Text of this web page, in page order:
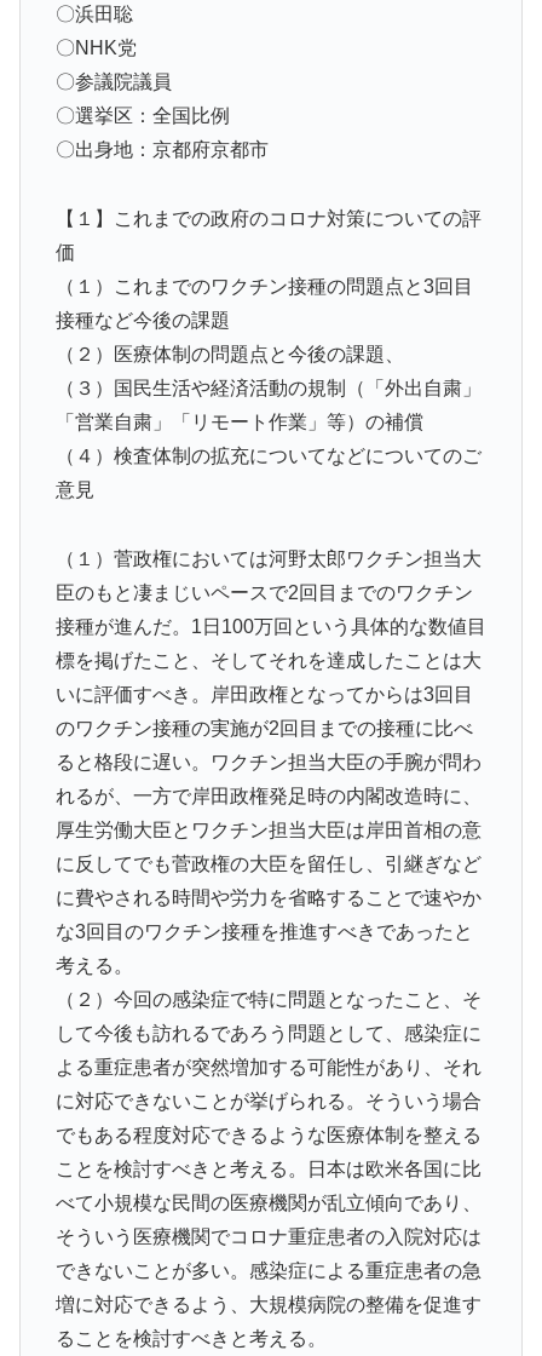
〇浜田聡
〇NHK党
〇参議院議員
〇選挙区：全国比例
〇出身地：京都府京都市
【１】これまでの政府のコロナ対策についての評
価
（１）これまでのワクチン接種の問題点と3回目
接種など今後の課題
（２）医療体制の問題点と今後の課題、
（３）国民生活や経済活動の規制（「外出自粛」
「営業自粛」「リモート作業」等）の補償
（４）検査体制の拡充についてなどについてのご
意見
（１）菅政権においては河野太郎ワクチン担当大
臣のもと凄まじいペースで2回目までのワクチン
接種が進んだ。1日100万回という具体的な数値目
標を掲げたこと、そしてそれを達成したことは大
いに評価すべき。岸田政権となってからは3回目
のワクチン接種の実施が2回目までの接種に比べ
ると格段に遅い。ワクチン担当大臣の手腕が問わ
れるが、一方で岸田政権発足時の内閣改造時に、
厚生労働大臣とワクチン担当大臣は岸田首相の意
に反してでも菅政権の大臣を留任し、引継ぎなど
に費やされる時間や労力を省略することで速やか
な3回目のワクチン接種を推進すべきであったと
考える。
（２）今回の感染症で特に問題となったこと、そ
して今後も訪れるであろう問題として、感染症に
よる重症患者が突然増加する可能性があり、それ
に対応できないことが挙げられる。そういう場合
でもある程度対応できるような医療体制を整える
ことを検討すべきと考える。日本は欧米各国に比
べて小規模な民間の医療機関が乱立傾向であり、
そういう医療機関でコロナ重症患者の入院対応は
できないことが多い。感染症による重症患者の急
増に対応できるよう、大規模病院の整備を促進す
ることを検討すべきと考える。